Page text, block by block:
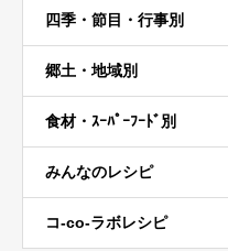
四季・節目・行事別
郷土・地域別
食材・ｽｰﾊﾟｰﾌｰﾄﾞ別
みんなのレシピ
コ-co-ラボレシピ